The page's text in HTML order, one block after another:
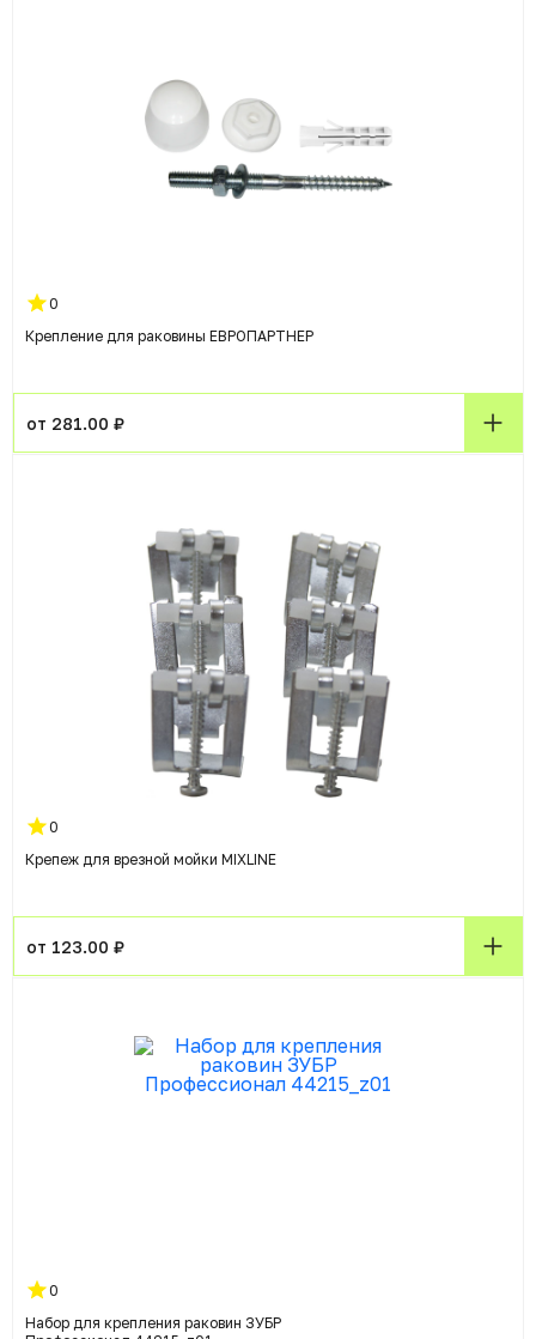
0
Крепление для раковины ЕВРОПАРТНЕР
от 281.00 ₽
0
Крепеж для врезной мойки MIXLINE
от 123.00 ₽
0
Набор для крепления раковин ЗУБР